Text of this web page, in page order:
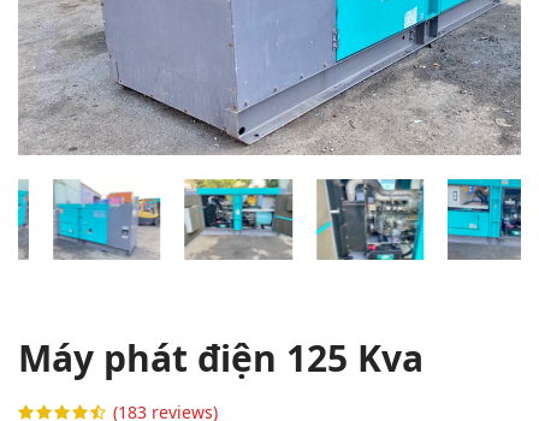
Máy phát điện 125 Kva
(183 reviews)